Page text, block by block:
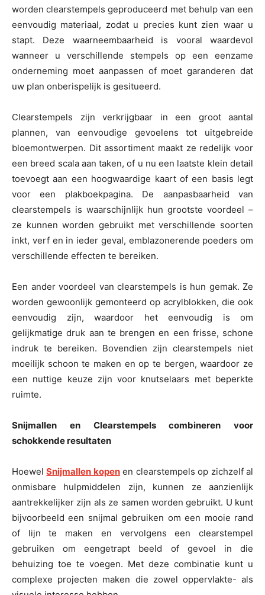
worden clearstempels geproduceerd met behulp van een
eenvoudig materiaal, zodat u precies kunt zien waar u
stapt. Deze waarneembaarheid is vooral waardevol
wanneer u verschillende stempels op een eenzame
onderneming moet aanpassen of moet garanderen dat
uw plan onberispelijk is gesitueerd.
Clearstempels zijn verkrijgbaar in een groot aantal
plannen, van eenvoudige gevoelens tot uitgebreide
bloemontwerpen. Dit assortiment maakt ze redelijk voor
een breed scala aan taken, of u nu een laatste klein detail
toevoegt aan een hoogwaardige kaart of een basis legt
voor een plakboekpagina. De aanpasbaarheid van
clearstempels is waarschijnlijk hun grootste voordeel –
ze kunnen worden gebruikt met verschillende soorten
inkt, verf en in ieder geval, emblazonerende poeders om
verschillende effecten te bereiken.
Een ander voordeel van clearstempels is hun gemak. Ze
worden gewoonlijk gemonteerd op acrylblokken, die ook
eenvoudig zijn, waardoor het eenvoudig is om
gelijkmatige druk aan te brengen en een frisse, schone
indruk te bereiken. Bovendien zijn clearstempels niet
moeilijk schoon te maken en op te bergen, waardoor ze
een nuttige keuze zijn voor knutselaars met beperkte
ruimte.
Snijmallen en Clearstempels combineren voor
schokkende resultaten
HoewelSnijmallen kopenen clearstempels op zichzelf al
onmisbare hulpmiddelen zijn, kunnen ze aanzienlijk
aantrekkelijker zijn als ze samen worden gebruikt. U kunt
bijvoorbeeld een snijmal gebruiken om een mooie rand
of lijn te maken en vervolgens een clearstempel
gebruiken om eengetrapt beeld of gevoel in die
behuizing toe te voegen. Met deze combinatie kunt u
complexe projecten maken die zowel oppervlakte- als